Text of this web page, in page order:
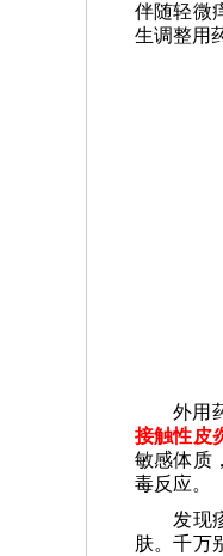
伴随轻微
生调整用
外用
接触性皮
敏感体质
毒反应。
发现
肤。千万